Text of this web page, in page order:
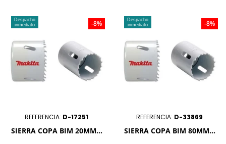
Despacho
inmediato
REFERENCIA: D-17251
SIERRA COPA BIM 20MM...
-8%
Despacho
inmediato
REFERENCIA: D-33869
SIERRA COPA BIM 80MM...
-8%